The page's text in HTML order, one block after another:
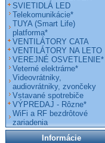
SVIETIDLÁ LED
Telekomunikácie*
TUYA (Smart Life)
platforma*
VENTILÁTORY CATA
VENTILÁTORY NA LETO
VEREJNÉ OSVETLENIE*
Veterné elektrárne*
Videovrátniky,
audiovrátniky, zvončeky
Vstavané spotrebiče
VÝPREDAJ - Rôzne*
WiFi a RF bezdrôtové
zariadenia
Informácie